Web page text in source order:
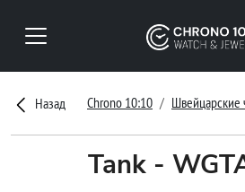
Назад Chrono 10:10 Швейцарские
Tank -